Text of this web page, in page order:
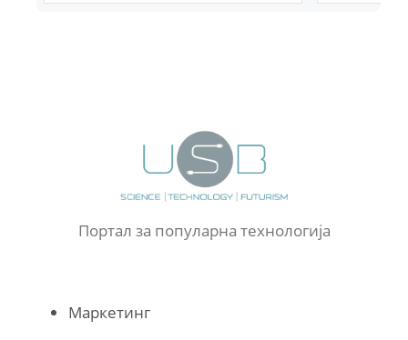
Портал за популарна технологија
Маркетинг